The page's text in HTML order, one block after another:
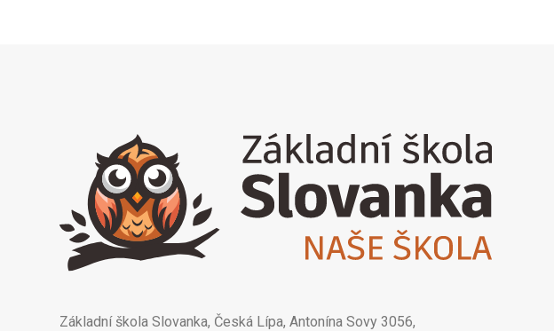
Základní škola Slovanka, Česká Lípa, Antonína Sovy 3056,